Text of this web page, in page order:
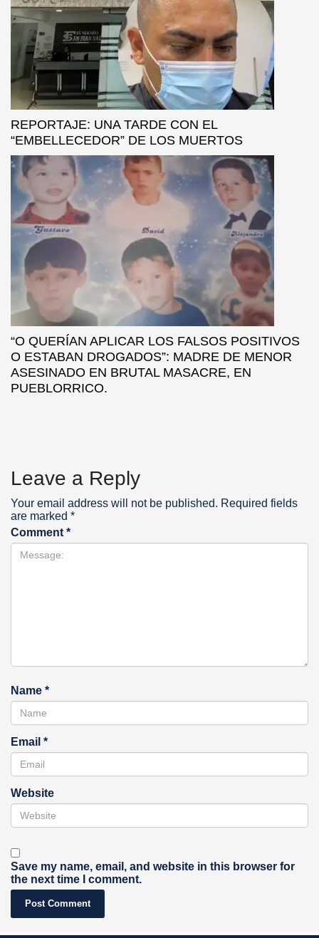
REPORTAJE: UNA TARDE CON EL
“EMBELLECEDOR” DE LOS MUERTOS
“O QUERÍAN APLICAR LOS FALSOS POSITIVOS
O ESTABAN DROGADOS”: MADRE DE MENOR
ASESINADO EN BRUTAL MASACRE, EN
PUEBLORRICO.
Leave a Reply
Your email address will not be published. Required fields
are marked *
Comment *
Name *
Email *
Website
Save my name, email, and website in this browser for
the next time I comment.